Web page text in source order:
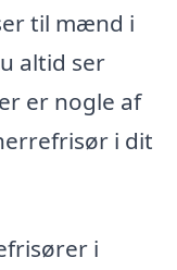
til mænd i
altid ser
er nogle af
i dit
i